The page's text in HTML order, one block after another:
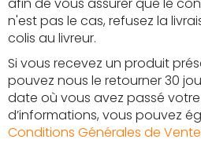
afin de vous assurer que le
n'est pas le cas, refusez la
colis au livreur.
Si vous recevez un produit
pouvez nous le retourner 30
date où vous avez passé
d’informations, vous pouvez
Conditions Générales de Vente